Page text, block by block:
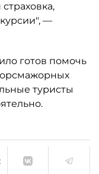
—
готов помочь
туристы